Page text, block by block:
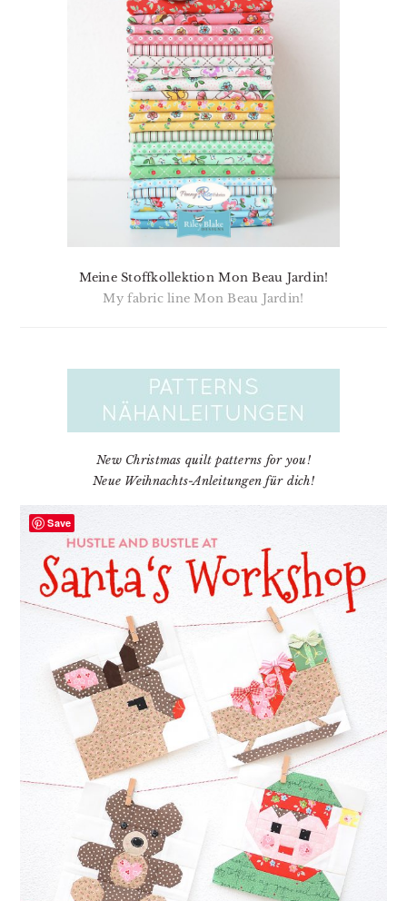
Meine Stoffkollektion Mon Beau Jardin!
My fabric line Mon Beau Jardin!
New Christmas quilt patterns for you!
Neue Weihnachts-Anleitungen für dich!
Save